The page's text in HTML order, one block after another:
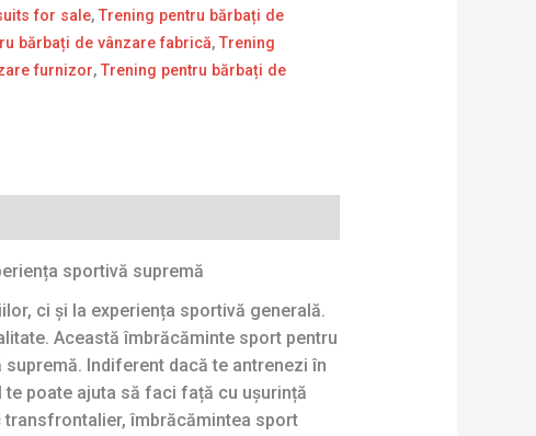
for sale,Trening pentru bărbați de
bărbați de vânzare fabrică,Trening
furnizor,Trening pentru bărbați de
sportivă supremă
ci și la experiența sportivă generală.
Această îmbrăcăminte sport pentru
Indiferent dacă te antrenezi în
te poate ajuta să faci față cu ușurință
îmbrăcămintea sport